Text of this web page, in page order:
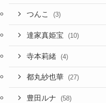
つんこ (3)
達家真姫宝 (10)
寺本莉緒 (4)
都丸紗也華 (27)
豊田ルナ (58)